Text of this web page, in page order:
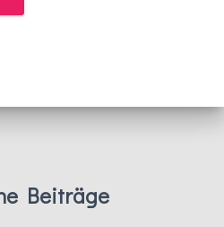
Beiträge